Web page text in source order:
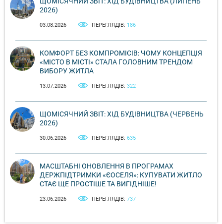
2026)
03.08.2026 ПЕРЕГЛЯДІВ: 186
КОМФОРТ БЕЗ КОМПРОМІСІВ: ЧОМУ КОНЦЕПЦІЯ
«МІСТО В МІСТІ» СТАЛА ГОЛОВНИМ ТРЕНДОМ
ВИБОРУ ЖИТЛА
13.07.2026 ПЕРЕГЛЯДІВ: 322
ЩОМІСЯЧНИЙ ЗВІТ: ХІД БУДІВНИЦТВА (ЧЕРВЕНЬ
2026)
30.06.2026 ПЕРЕГЛЯДІВ: 635
МАСШТАБНІ ОНОВЛЕННЯ В ПРОГРАМАХ
ДЕРЖПІДТРИМКИ «ЄОСЕЛЯ»: КУПУВАТИ ЖИТЛО
СТАЄ ЩЕ ПРОСТІШЕ ТА ВИГІДНІШЕ!
23.06.2026 ПЕРЕГЛЯДІВ: 737